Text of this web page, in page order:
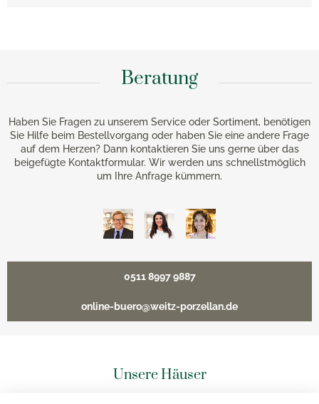
Beratung
Haben Sie Fragen zu unserem Service oder Sortiment, benötigen
Sie Hilfe beim Bestellvorgang oder haben Sie eine andere Frage
auf dem Herzen? Dann kontaktieren Sie uns gerne über das
beigefügte Kontaktformular. Wir werden uns schnellstmöglich
um Ihre Anfrage kümmern.
0511 8997 9887
online-buero@weitz-porzellan.de
Unsere Häuser